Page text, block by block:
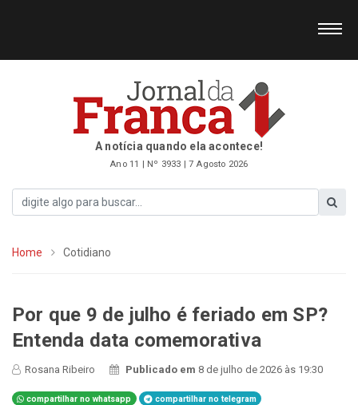
A notícia quando ela acontece!
Ano 11 | Nº 3933 | 7 Agosto 2026
Home Cotidiano
Por que 9 de julho é feriado em SP?
Entenda data comemorativa
Rosana Ribeiro Publicado em 8 de julho de 2026 às 19:30
compartilhar no whatsapp
compartilhar no telegram